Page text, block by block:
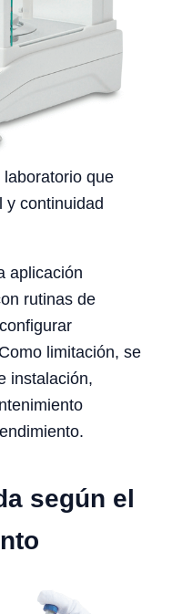
que
y continuidad
aplicación
rutinas de
limitación, se
instalación,
según el